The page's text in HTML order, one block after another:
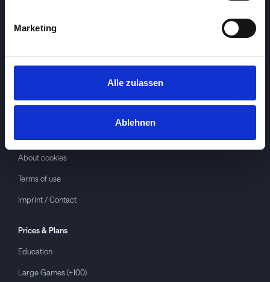
Marketing
Alle zulassen
Ablehnen
About cookies
Terms of use
Imprint / Contact
Prices & Plans
Education
Large Games (+100)